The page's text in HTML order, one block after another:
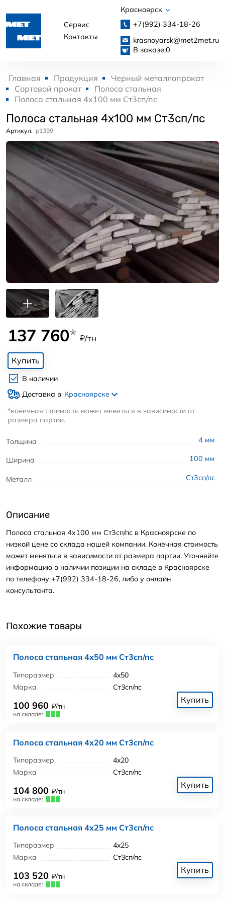
Сервис
Контакты
Красноярск
+7(992) 334-18-26
krasnoyarsk@met2met.ru
В заказе:0
Главная Продукция
Черный металлопрокат
Сортовой прокат
Полоса стальная
Полоса стальная 4x100 мм Ст3сп/пс
Полоса стальная 4x100 мм Ст3сп/пс
Артикул. p1399
Толщина 4 мм
Ширина 100 мм
Металл Ст3сп/пс
137 760* ₽/тн
Купить
В наличии
Доставка в Красноярске
*конечная стоимость может меняться в зависимости от
размера партии.
Описание
Полоса стальная 4x100 мм Ст3сп/пс в Красноярске по
низкой цене со склада нашей компании. Конечная стоимость
может меняться в зависимости от размера партии. Уточняйте
информацию о наличии позиции на складе в Красноярске
по телефону +7(992) 334-18-26, либо у онлайн
консультанта.
Похожие товары
Полоса стальная 4x50 мм Ст3сп/пс
Типоразмер
4x50
Марка
Ст3сп/пс
100 960 ₽/тн
на складе:
Купить
Полоса стальная 4x20 мм Ст3сп/пс
Типоразмер
4x20
Марка
Ст3сп/пс
104 800 ₽/тн
на складе:
Купить
Полоса стальная 4x25 мм Ст3сп/пс
Типоразмер
4x25
Марка
Ст3сп/пс
103 520 ₽/тн
на складе:
Купить